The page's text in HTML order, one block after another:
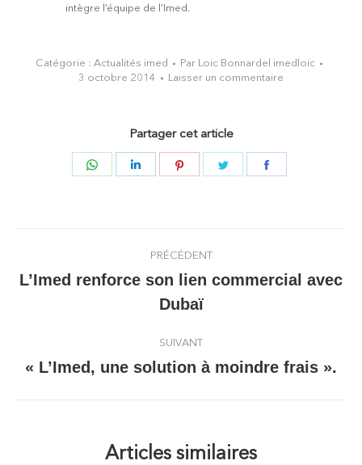
intègre l’équipe de l’Imed.
Catégorie : Actualités imed Par Loic Bonnardel imedloic
3 octobre 2014
Laisser un commentaire
Partager cet article
Partager Partager Partager Partager
Navigation
article
PRÉCÉDENT
précédent
L’Imed renforce son lien commercial avec
Dubaï
SUIVANT
Article
« L’Imed, une solution à moindre frais ».
Articles similaires